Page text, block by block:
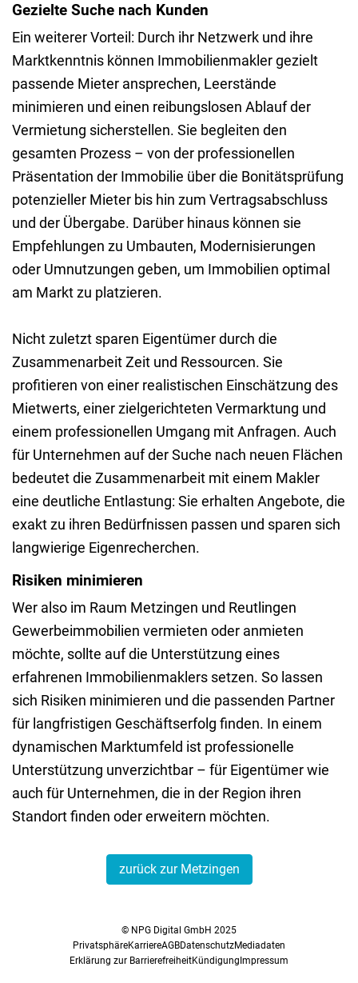
Gezielte Suche nach Kunden
Ein weiterer Vorteil: Durch ihr Netzwerk und ihre
Marktkenntnis können Immobilienmakler gezielt
passende Mieter ansprechen, Leerstände
minimieren und einen reibungslosen Ablauf der
Vermietung sicherstellen. Sie begleiten den
gesamten Prozess – von der professionellen
Präsentation der Immobilie über die Bonitätsprüfung
potenzieller Mieter bis hin zum Vertragsabschluss
und der Übergabe. Darüber hinaus können sie
Empfehlungen zu Umbauten, Modernisierungen
oder Umnutzungen geben, um Immobilien optimal
am Markt zu platzieren.
Nicht zuletzt sparen Eigentümer durch die
Zusammenarbeit Zeit und Ressourcen. Sie
profitieren von einer realistischen Einschätzung des
Mietwerts, einer zielgerichteten Vermarktung und
einem professionellen Umgang mit Anfragen. Auch
für Unternehmen auf der Suche nach neuen Flächen
bedeutet die Zusammenarbeit mit einem Makler
eine deutliche Entlastung: Sie erhalten Angebote, die
exakt zu ihren Bedürfnissen passen und sparen sich
langwierige Eigenrecherchen.
Risiken minimieren
Wer also im Raum Metzingen und Reutlingen
Gewerbeimmobilien vermieten oder anmieten
möchte, sollte auf die Unterstützung eines
erfahrenen Immobilienmaklers setzen. So lassen
sich Risiken minimieren und die passenden Partner
für langfristigen Geschäftserfolg finden. In einem
dynamischen Marktumfeld ist professionelle
Unterstützung unverzichtbar – für Eigentümer wie
auch für Unternehmen, die in der Region ihren
Standort finden oder erweitern möchten.
zurück zur Metzingen
© NPG Digital GmbH 2025
PrivatsphäreKarriereAGBDatenschutzMediadaten
Erklärung zur BarrierefreiheitKündigungImpressum